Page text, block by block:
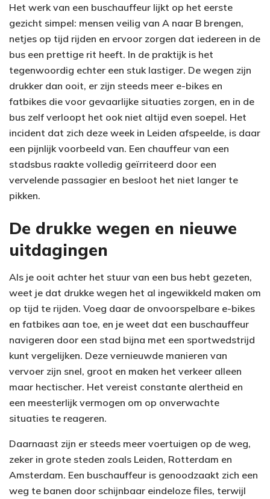
Het werk van een buschauffeur lijkt op het eerste
gezicht simpel: mensen veilig van A naar B brengen,
netjes op tijd rijden en ervoor zorgen dat iedereen in de
bus een prettige rit heeft. In de praktijk is het
tegenwoordig echter een stuk lastiger. De wegen zijn
drukker dan ooit, er zijn steeds meer e-bikes en
fatbikes die voor gevaarlijke situaties zorgen, en in de
bus zelf verloopt het ook niet altijd even soepel. Het
incident dat zich deze week in Leiden afspeelde, is daar
een pijnlijk voorbeeld van. Een chauffeur van een
stadsbus raakte volledig geïrriteerd door een
vervelende passagier en besloot het niet langer te
pikken.
De drukke wegen en nieuwe
uitdagingen
Als je ooit achter het stuur van een bus hebt gezeten,
weet je dat drukke wegen het al ingewikkeld maken om
op tijd te rijden. Voeg daar de onvoorspelbare e-bikes
en fatbikes aan toe, en je weet dat een buschauffeur
navigeren door een stad bijna met een sportwedstrijd
kunt vergelijken. Deze vernieuwde manieren van
vervoer zijn snel, groot en maken het verkeer alleen
maar hectischer. Het vereist constante alertheid en
een meesterlijk vermogen om op onverwachte
situaties te reageren.
Daarnaast zijn er steeds meer voertuigen op de weg,
zeker in grote steden zoals Leiden, Rotterdam en
Amsterdam. Een buschauffeur is genoodzaakt zich een
weg te banen door schijnbaar eindeloze files, terwijl